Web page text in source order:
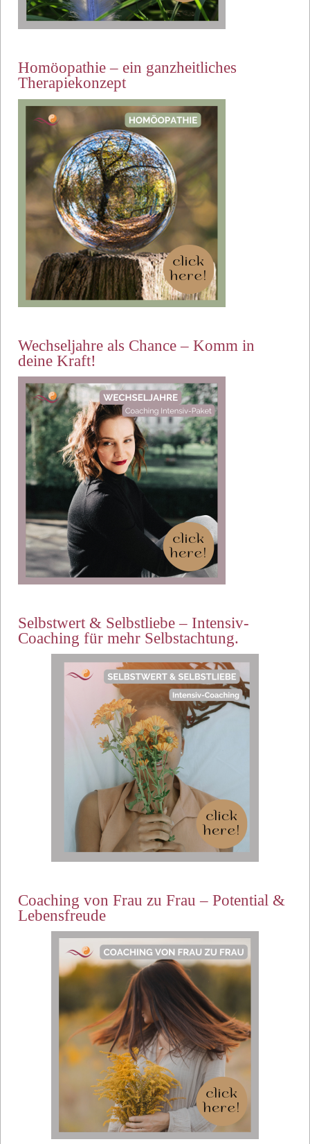
Homöopathie – ein ganzheitliches
Therapiekonzept
Wechseljahre als Chance – Komm in
deine Kraft!
Selbstwert & Selbstliebe – Intensiv-
Coaching für mehr Selbstachtung.
Coaching von Frau zu Frau – Potential &
Lebensfreude